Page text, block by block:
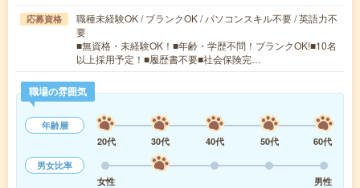
応募資格
職種未経験OK / ブランクOK / パソコンスキル不要 / 英語力不
要
■無資格・未経験OK！■年齢・学歴不問！ブランクOK!■10名
以上採用予定！■履歴書不要■社会保険完…
職場の雰囲気
年齢層
20代
30代 40代 50代
60代
男女比率
女性
男性